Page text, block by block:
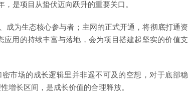
是项目从蛰伏迈向跃升的重要关口。
成为生态核心参与者；主网的正式开通，将彻底打通资
用的持续丰富与落地，会为项目搭建起坚实的价值支
市场的成长逻辑里并非遥不可及的空想，对于底部稳
增长区间，是成长价值的合理释放。